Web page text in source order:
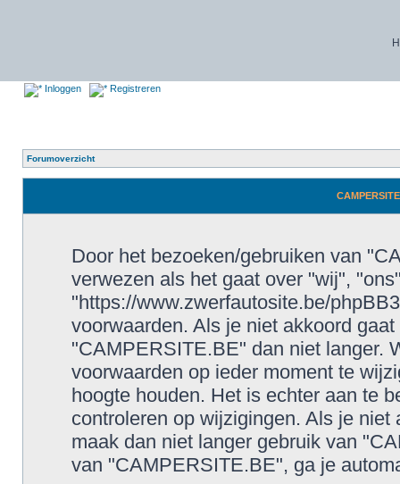
Inloggen Registreren
Forumoverzicht
Door het bezoeken/gebruiken van
verwezen als het gaat over "wij",
"https://www.zwerfautosite.be/
voorwaarden. Als je niet akkoord
"CAMPERSITE.BE" dan niet langer.
voorwaarden op ieder moment te
hoogte houden. Het is echter aan te
controleren op wijzigingen. Als je
maak dan niet langer gebruik van
van "CAMPERSITE.BE", ga je